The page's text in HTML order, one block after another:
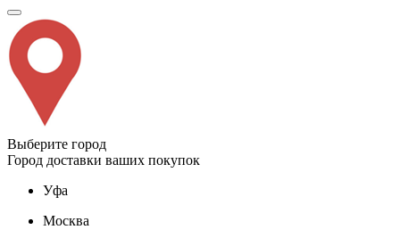
Выберите город
Город доставки ваших покупок
Уфа
Москва